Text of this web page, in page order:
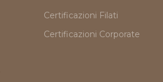
Certificazioni Filati
Certificazioni Corporate